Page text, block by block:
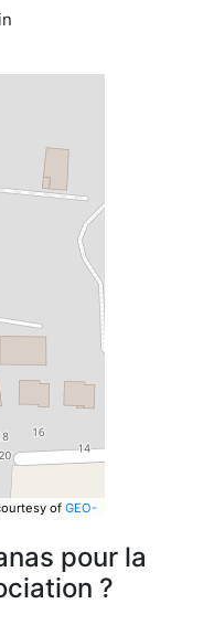
of GEO-
pour la
?